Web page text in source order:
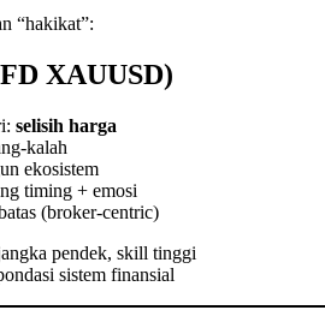
“hakikat”:
XAUUSD)
selisih harga
kalah
ekosistem
timing + emosi
(broker-centric)
pendek, skill tinggi
sistem finansial